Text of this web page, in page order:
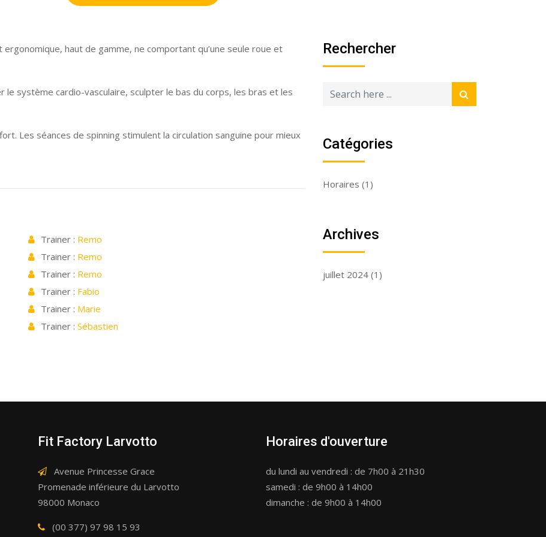
haut de gamme, ne comportant qu’une seule roue et
le système cardio-vasculaire, sculpter le bas du corps, les bras et les
Les séances de spinning stimulent la circulation sanguine pour mieux
Trainer : Remo
Trainer : Remo
Trainer : Remo
Trainer : Fabio
Trainer : Marie
Trainer : Sébastien
Rechercher
Catégories
Horaires (1)
Archives
juillet 2024 (1)
Fit Factory Larvotto
Avenue Princesse Grace
Promenade inférieure du Larvotto
98000 Monaco
(00 377) 97 98 15 93
Horaires d'ouverture
du lundi au vendredi : de 7h00 à 21h30
samedi : de 9h00 à 14h00
dimanche : de 9h00 à 14h00